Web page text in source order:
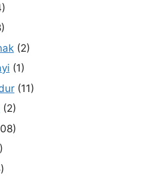
(2)
(1)
(11)
(2)